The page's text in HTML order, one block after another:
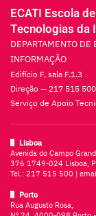
ECATI Escola
Tecnologias da
DEPARTAMENTO
INFORMAÇÃO
Edifício F, sala F.1.3
Direção — 217 515
Serviço de Apoio
Lisboa
Avenida do Campo
376 1749-024 Lisboa,
Tel.: 217 515 500 |
Porto
Rua Augusto Rosa,